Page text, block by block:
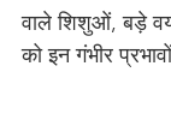
वाले शिशुओं, बड़े
को इन गंभीर